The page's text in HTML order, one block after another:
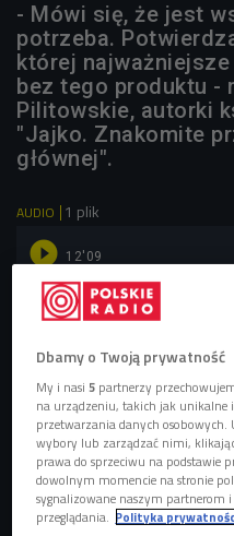
- Mówi się, że jest
potrzeba.
której
bez tego produktu -
Pilitowskie, autorki
"Jajko. Znakomite
głównej".
AUDIO 1 plik
 12'09
Jajko - smaczne,
wszystkiego (Pierwsze
Dbamy o Twoją prywatność
My i nasi5 partnerzy
na urządzeniu, takich jak unikalne
przetwarzania danych osobowych.
wybory lub zarządzać nimi,
prawa do sprzeciwu na podstawie
dowolnym momencie na stronie
sygnalizowane naszym partnerom
przeglądania. Polityka